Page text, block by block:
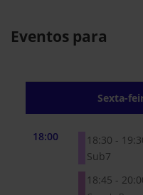
Eventos para
Sexta-
18:00 18:30 -
Sub7
18:45 -